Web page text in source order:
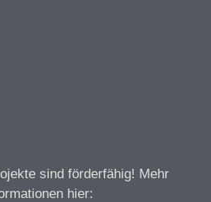
sind förderfähig! Mehr
hier: